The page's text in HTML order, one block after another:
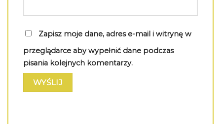
Zapisz moje dane, adres e-mail i witrynę w
przeglądarce aby wypełnić dane podczas
pisania kolejnych komentarzy.